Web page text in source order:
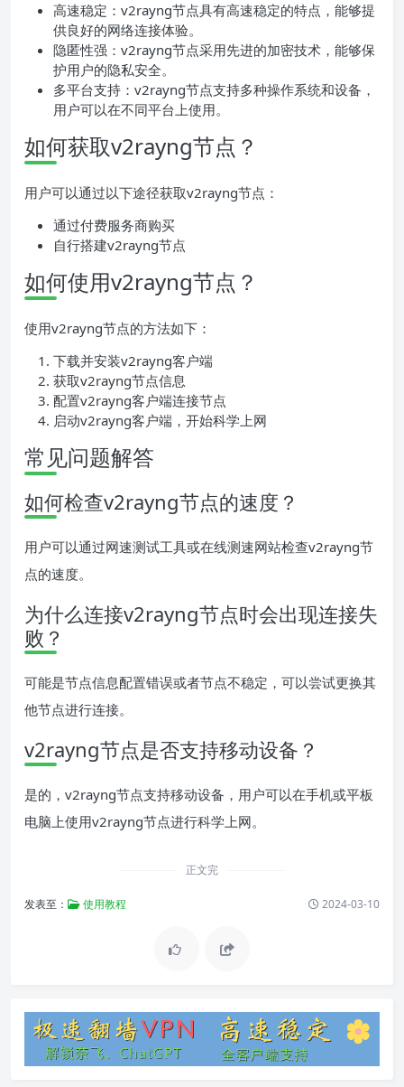
高速稳定：v2rayng节点具有高速稳定的特点，能够提
供良好的网络连接体验。
隐匿性强：v2rayng节点采用先进的加密技术，能够保
护用户的隐私安全。
多平台支持：v2rayng节点支持多种操作系统和设备，
用户可以在不同平台上使用。
如何获取v2rayng节点？
用户可以通过以下途径获取v2rayng节点：
通过付费服务商购买
自行搭建v2rayng节点
如何使用v2rayng节点？
使用v2rayng节点的方法如下：
下载并安装v2rayng客户端
获取v2rayng节点信息
配置v2rayng客户端连接节点
启动v2rayng客户端，开始科学上网
常见问题解答
如何检查v2rayng节点的速度？
用户可以通过网速测试工具或在线测速网站检查v2rayng节
点的速度。
为什么连接v2rayng节点时会出现连接失
败？
可能是节点信息配置错误或者节点不稳定，可以尝试更换其
他节点进行连接。
v2rayng节点是否支持移动设备？
是的，v2rayng节点支持移动设备，用户可以在手机或平板
电脑上使用v2rayng节点进行科学上网。
正文完
发表至： 使用教程 2024-03-10